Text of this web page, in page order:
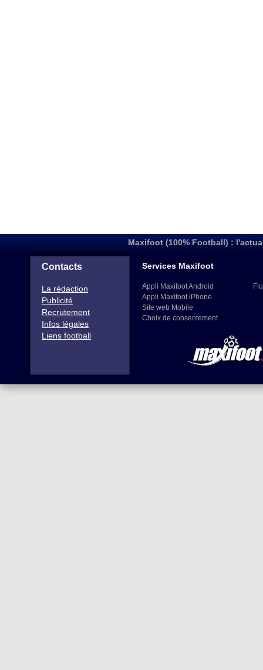
Maxifoot (100% Football) :
Contacts
La rédaction
Publicité
Recrutement
Infos légales
Liens football
Services Maxifoot
Appli Maxifoot Android
Appli Maxifoot iPhone
Site web Mobile
Choix de consentement